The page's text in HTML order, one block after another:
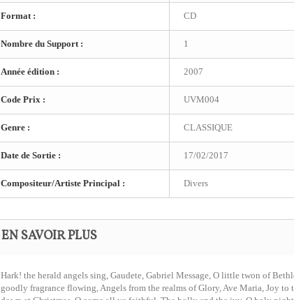
Format : CD
Nombre du Support : 1
Année édition : 2007
Code Prix : UVM004
Genre : CLASSIQUE
Date de Sortie : 17/02/2017
Compositeur/Artiste Principal : Divers
EN SAVOIR PLUS
Hark! the herald angels sing, Gaudete, Gabriel Message, O little twon of
goodly fragrance flowing, Angels from the realms of Glory, Ave Maria, Joy